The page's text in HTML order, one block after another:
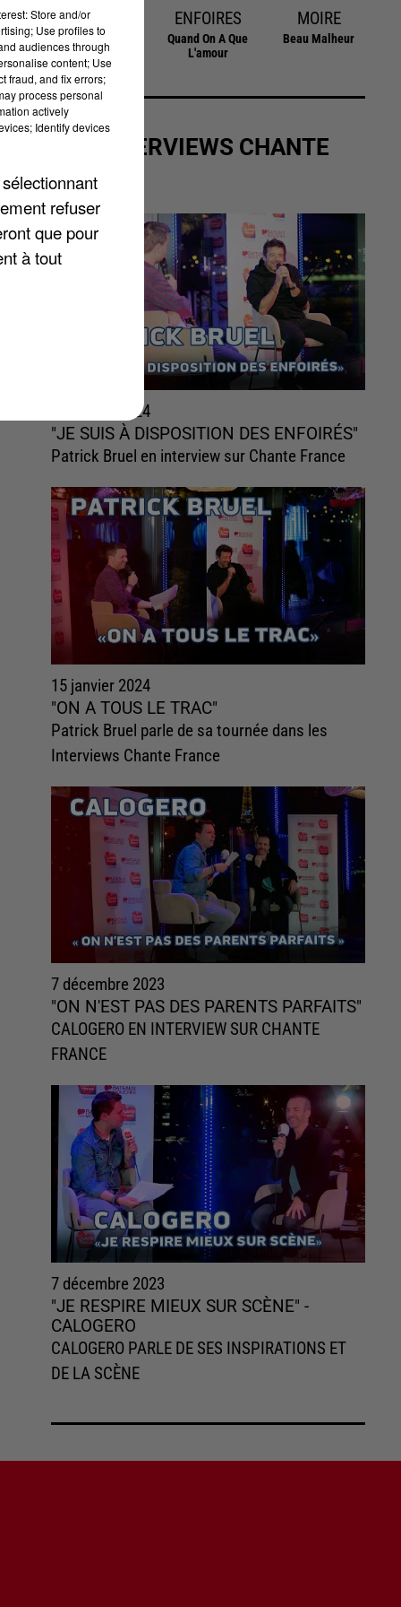
OBISPO
Fan
ENFOIRES
Quand On A Que
L'amour
MOIRE
Beau Malheur
LES INTERVIEWS CHANTE
FRANCE
15 janvier 2024
"JE SUIS À DISPOSITION DES ENFOIRÉS"
Patrick Bruel en interview sur Chante France
15 janvier 2024
"ON A TOUS LE TRAC"
Patrick Bruel parle de sa tournée dans les
Interviews Chante France
7 décembre 2023
"ON N'EST PAS DES PARENTS PARFAITS"
CALOGERO EN INTERVIEW SUR CHANTE
FRANCE
7 décembre 2023
"JE RESPIRE MIEUX SUR SCÈNE" -
CALOGERO
CALOGERO PARLE DE SES INSPIRATIONS ET
DE LA SCÈNE
Store and/or
Use profiles to
audiences through
content; Use
fraud, and fix errors;
process personal
actively
Identify devices
refuser
que pour
à tout